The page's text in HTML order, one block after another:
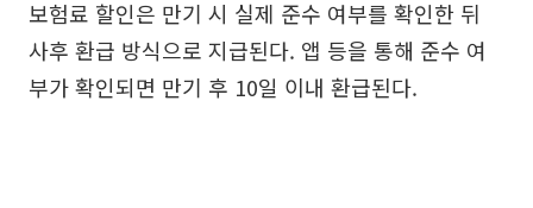
보험료 할인은 만기 시 실제 준수 여부를 확인한 뒤
사후 환급 방식으로 지급된다. 앱 등을 통해 준수 여
부가 확인되면 만기 후 10일 이내 환급된다.